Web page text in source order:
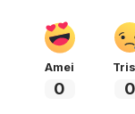
Amei
0 0